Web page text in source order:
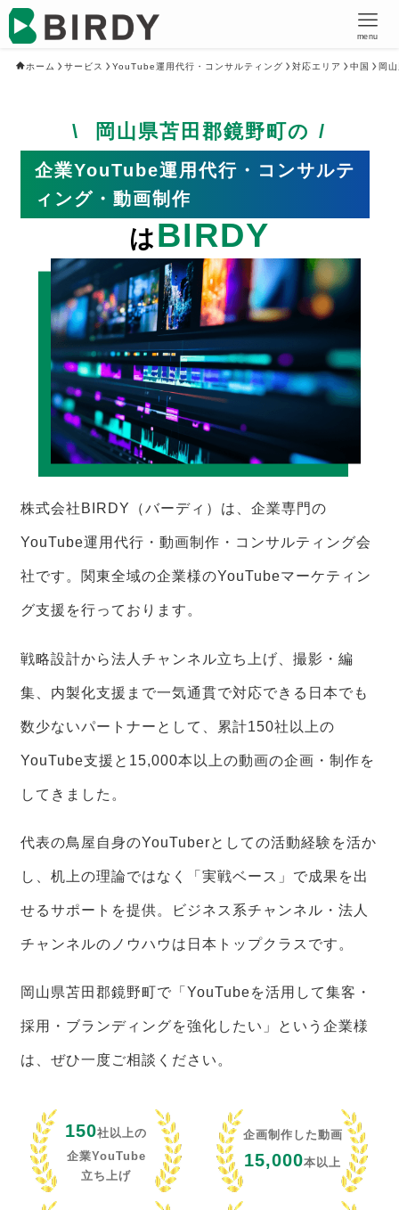
menu
ホーム サービス YouTube運用代行・コンサルティング 対応エリア 中国 岡
岡山県苫田郡鏡野町の
企業YouTube運用代行・コンサルテ
ィング・動画制作
はBIRDY
株式会社BIRDY（バーディ）は、企業専門の
YouTube運用代行・動画制作・コンサルティング会
社です。関東全域の企業様のYouTubeマーケティン
グ支援を行っております。
戦略設計から法人チャンネル立ち上げ、撮影・編
集、内製化支援まで一気通貫で対応できる日本でも
数少ないパートナーとして、累計150社以上の
YouTube支援と15,000本以上の動画の企画・制作を
してきました。
代表の鳥屋自身のYouTuberとしての活動経験を活か
し、机上の理論ではなく「実戦ベース」で成果を出
せるサポートを提供。ビジネス系チャンネル・法人
チャンネルのノウハウは日本トップクラスです。
岡山県苫田郡鏡野町で「YouTubeを活用して集客・
採用・ブランディングを強化したい」という企業様
は、ぜひ一度ご相談ください。
150社以上の
企業YouTube
立ち上げ
企画制作した動画
15,000本以上